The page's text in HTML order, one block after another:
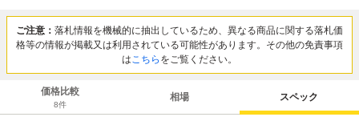
ご注意： 落札情報を機械的に抽出しているため、異なる商品に関する落札価
格等の情報が掲載又は利用されている可能性があります。その他の免責事項
はこちら をご覧ください。
価格比較
8件
相場 スペック